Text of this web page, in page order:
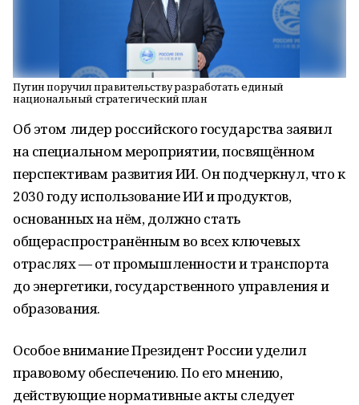
Путин поручил правительству разработать единый
национальный стратегический план
Об этом лидер российского государства заявил
на специальном мероприятии, посвящённом
перспективам развития ИИ. Он подчеркнул, что к
2030 году использование ИИ и продуктов,
основанных на нём, должно стать
общераспространённым во всех ключевых
отраслях — от промышленности и транспорта
до энергетики, государственного управления и
образования.
Особое внимание Президент России уделил
правовому обеспечению. По его мнению,
действующие нормативные акты следует